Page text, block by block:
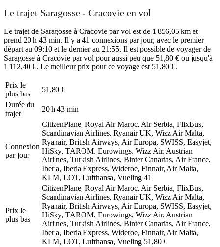
Le trajet Saragosse - Cracovie en vol
Le trajet de Saragosse à Cracovie par vol est de 1 856,05 km et
prend 20 h 43 min. Il y a 41 connexions par jour, avec le premier
départ au 09:10 et le dernier au 21:55. Il est possible de voyager de
Saragosse à Cracovie par vol pour aussi peu que 51,80 € ou jusqu'à
1 112,40 €. Le meilleur prix pour ce voyage est 51,80 €.
Prix ​​le
plus bas
51,80 €
Durée du
trajet
20 h 43 min
Connexion
par jour
CitizenPlane, Royal Air Maroc, Air Serbia, FlixBus,
Scandinavian Airlines, Ryanair UK, Wizz Air Malta,
Ryanair, British Airways, Air Europa, SWISS, Easyjet,
HiSky, TAROM, Eurowings, Wizz Air, Austrian
Airlines, Turkish Airlines, Binter Canarias, Air France,
Iberia, Iberia Express, Wideroe, Finnair, Air Malta,
KLM, LOT, Lufthansa, Vueling 41
Prix ​​le
plus bas
CitizenPlane, Royal Air Maroc, Air Serbia, FlixBus,
Scandinavian Airlines, Ryanair UK, Wizz Air Malta,
Ryanair, British Airways, Air Europa, SWISS, Easyjet,
HiSky, TAROM, Eurowings, Wizz Air, Austrian
Airlines, Turkish Airlines, Binter Canarias, Air France,
Iberia, Iberia Express, Wideroe, Finnair, Air Malta,
KLM, LOT, Lufthansa, Vueling 51,80 €